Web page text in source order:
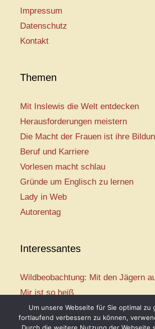
Impressum
Datenschutz
Kontakt
Themen
Mit Inslewis die Welt entdecken
Herausforderungen meistern
Die Macht der Frauen ist ihre
Beruf und Karriere
Vorlesen macht schlau
Gründe um Englisch zu lernen
Lady in Web
Autorentag
Interessantes
Wildbeobachtung: Mit den Jägern
Mir ist so heiß
Mission: Rettungsschwimmer
Vogelwelt-Entdeckertour
Um unsere Webseite für Sie optimal zu
fortlaufend verbessern zu können,